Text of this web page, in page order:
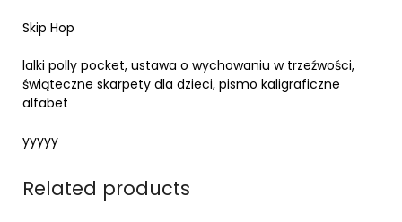
Skip Hop
lalki polly pocket, ustawa o wychowaniu w trzeźwości,
świąteczne skarpety dla dzieci, pismo kaligraficzne
alfabet
yyyyy
Related products